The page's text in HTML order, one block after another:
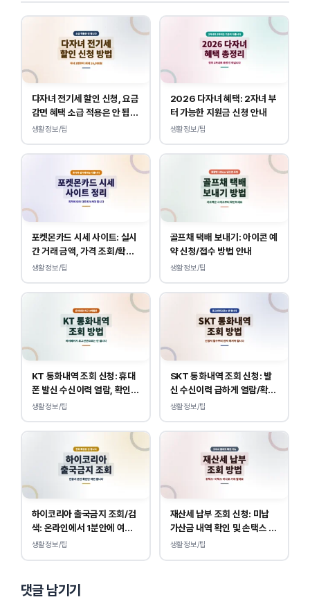
다자녀 전기세 할인 신청, 요금
감면 혜택 소급 적용은 안 됩니
다.
생활정보/팁
2026 다자녀 혜택: 2자녀 부
터 가능한 지원금 신청 안내
생활정보/팁
포켓몬카드 시세 사이트: 실시
간 거래 금액, 가격 조회/확인
바로가기
생활정보/팁
골프채 택배 보내기: 아이콘 예
약 신청/접수 방법 안내
생활정보/팁
KT 통화내역 조회 신청: 휴대
폰 발신 수신이력 열람, 확인
하는 방법
생활정보/팁
SKT 통화내역 조회 신청: 발
신 수신이력 급하게 열람/확인
하는 방법
생활정보/팁
하이코리아 출국금지 조회/검
색: 온라인에서 1분안에 여부
확인 하는 방법
생활정보/팁
재산세 납부 조회 신청: 미납
가산금 내역 확인 및 손택스 이
택스 경로 안내
생활정보/팁
댓글 남기기